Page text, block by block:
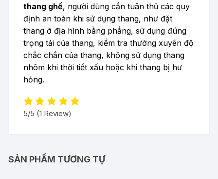
thang ghế, người dùng cần tuân thủ các quy
định an toàn khi sử dụng thang, như đặt
thang ở địa hình bằng phẳng, sử dụng đúng
trọng tải của thang, kiểm tra thường xuyên độ
chắc chắn của thang, không sử dụngthang
nhôm khi thời tiết xấu hoặc khi thang bị hư
hỏng.
5/5 (1 Review)
SẢN PHẨM TƯƠNG TỰ